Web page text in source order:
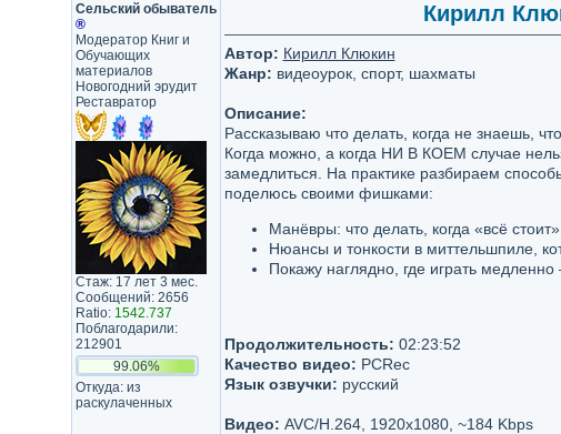
Сельский обыватель
®
Модератор Книг и
Обучающих
материалов
Новогодний эрудит
Реставратор
Стаж: 17 лет 3 мес.
Сообщений: 2656
Ratio: 1542.737
Поблагодарили:
212901
99.06%
Откуда: из
раскулаченных
Кирилл
Автор: Кирилл Клюкин
Жанр: видеоурок, спорт, шахматы
Описание:
Рассказываю что делать, когда не знаешь,
Когда можно, а когда НИ В КОЕМ случае
замедлиться. На практике разбираем
поделюсь своими фишками:
Манёвры: что делать, когда «всё
Нюансы и тонкости в миттельшпиле,
Покажу наглядно, где играть
Продолжительность: 02:23:52
Качество видео: PCRec
Язык озвучки: русский
Видео: AVC/H.264, 1920х1080, ~184 Kbps